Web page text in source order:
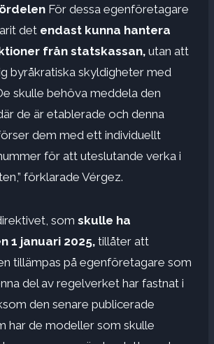
För dessa egenföretagare
det endast kunna hantera
från statskassan, utan att
byråkratiska skyldigheter med
skulle behöva meddela den
de är etablerade och denna
dem med ett individuellt
för att uteslutande verka i
förklarade Vérgez.
som skulle ha
1 januari 2025,tillåter att
tillämpas på egenföretagare som
del av regelverket har fastnat i
den senare publicerade
har de modeller som skulle